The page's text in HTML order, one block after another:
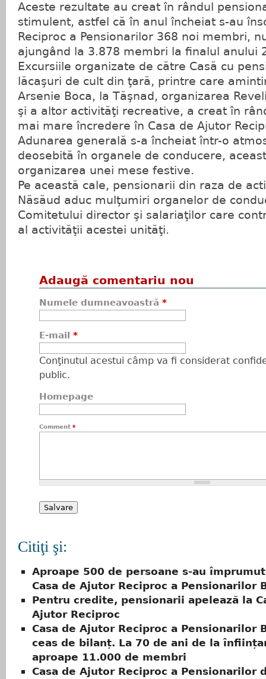
Aceste rezultate au creat în rândul
stimulent, astfel că în anul încheiat s-au
Reciproc a Pensionarilor 368 noi membri,
ajungând la 3.878 membri la finalul anului
Excursiile organizate de către Casă cu
lăcaşuri de cult din ţară, printre care
Arsenie Boca, la Tăşnad, organizarea
şi a altor activităţi recreative, a creat în
mai mare încredere în Casa de Ajutor
Adunarea generală s-a încheiat într-o
deosebită în organele de conducere,
organizarea unei mese festive.
Pe această cale, pensionarii din raza de
Năsăud aduc mulţumiri organelor de
Comitetului director şi salariaţilor care
al activităţii acestei unităţi.
Adaugă comentariu nou
Numele dumneavoastră *
E-mail *
Conţinutul acestui câmp va fi considerat
public.
Homepage
Comment *
Citiţi şi:
Aproape 500 de persoane s-au
Casa de Ajutor Reciproc a Pensionarilor
Pentru credite, pensionarii apelează la
Ajutor Reciproc
Casa de Ajutor Reciproc a Pensionarilor
ceas de bilanț. La 70 de ani de la
aproape 11.000 de membri
Casa de Ajutor Reciproc a Pensionarilor